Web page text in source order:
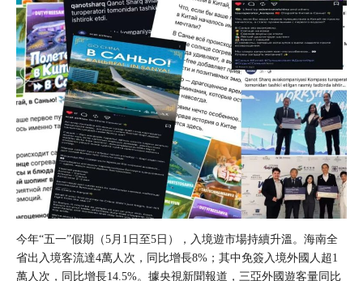
今年“五一”假期（5月1日至5日），入境遊市場持續升溫。海南全
省出入境客流達4萬人次，同比增長8%；其中免簽入境外國人超1
萬人次，同比增長14.5%。據央視新聞報道，三亞外國遊客量同比